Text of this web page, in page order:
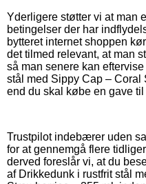
Yderligere støtter vi at man
betingelser der har
bytteret internet shoppen
det tilmed relevant, at man
så man senere kan
stål med Sippy Cap – Coral
end du skal købe en gave
Trustpilot indebærer uden
for at gennemgå flere
derved foreslår vi, at du
af Drikkedunk i rustfrit stål